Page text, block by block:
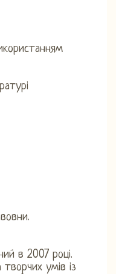
в 2007 році.
умів із